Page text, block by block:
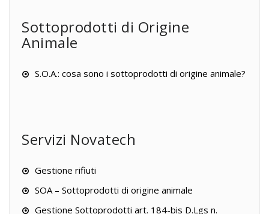
Sottoprodotti di Origine
Animale
S.O.A.: cosa sono i sottoprodotti di origine animale?
Servizi Novatech
Gestione rifiuti
SOA – Sottoprodotti di origine animale
Gestione Sottoprodotti art. 184-bis D.Lgs n.